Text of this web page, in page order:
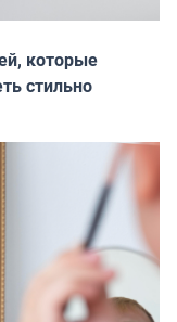
которые
стильно